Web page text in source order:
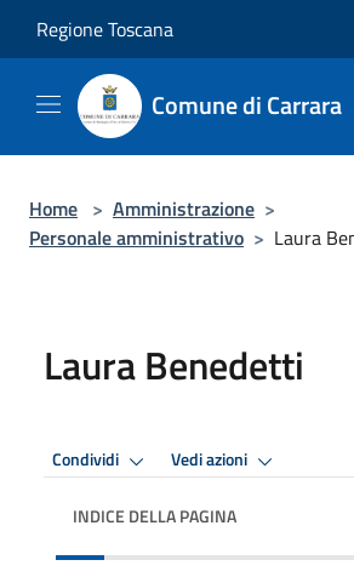
Regione Toscana
Comune di Carrara
Home > Amministrazione >
Personale amministrativo > Laura
Laura Benedetti
Condividi Vedi azioni
INDICE DELLA PAGINA